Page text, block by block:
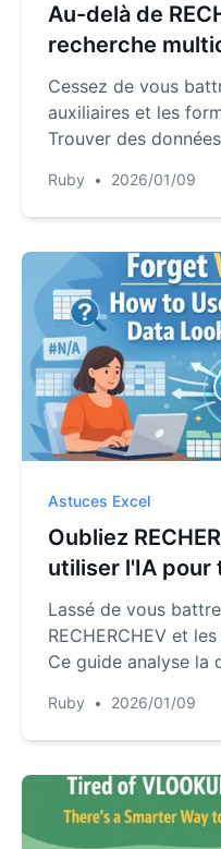
Au-delà de
recherche
Excel
Cessez de vous
auxiliaires et les
Trouver des
tête. Découvrez
d'RowSpeak vous
quelques secondes,
Ruby • 2026/01/09
Astuces Excel
Oubliez
utiliser l'IA pour
données dans
Lassé de vous
RECHERCHEV et
Ce guide analyse la
d'RowSpeak peut
et fusionner les
d'arrêter de
Ruby • 2026/01/09